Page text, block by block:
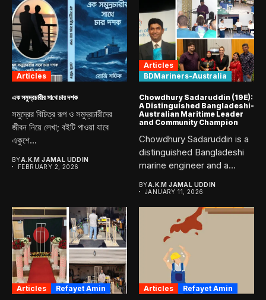
Articles
এক সমুদ্রচারীর সা‌থে চার দশক
সমুদ্রের বিচিত্র রূপ ও সমুদ্রচারীদের
জীবন নিয়ে লেখা; বইটি পাওয়া যাবে
একুশে...
BYA.K.M JAMAL UDDIN
FEBRUARY 2, 2026
Articles
BDMariners-Australia
Chowdhury Sadaruddin (19E):
A Distinguished Bangladeshi-
Australian Maritime Leader
and Community Champion
Chowdhury Sadaruddin is a
distinguished Bangladeshi
marine engineer and a
BYA.K.M JAMAL UDDIN
JANUARY 11, 2026
Articles Refayet Amin Articles Refayet Amin